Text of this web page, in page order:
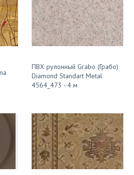
ПВХ рулонный Grabo (Грабо)
Diamond Standart Metal
4564_473 - 4 м